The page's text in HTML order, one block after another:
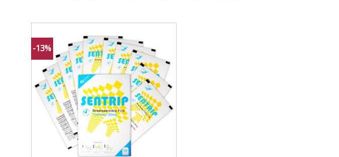
-13%